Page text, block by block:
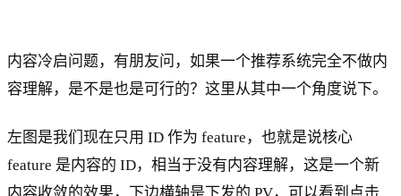
内容冷启问题，有朋友问，如果一个推荐系统完全不做内
容理解，是不是也是可行的？这里从其中一个角度说下。
左图是我们现在只用 ID 作为 feature，也就是说核心
feature 是内容的 ID，相当于没有内容理解，这是一个新